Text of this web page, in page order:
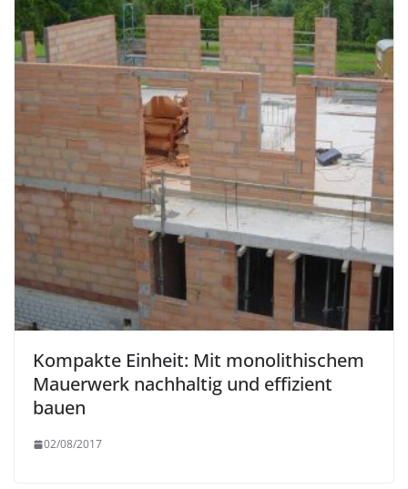
Kompakte Einheit: Mit monolithischem
Mauerwerk nachhaltig und effizient
bauen
02/08/2017